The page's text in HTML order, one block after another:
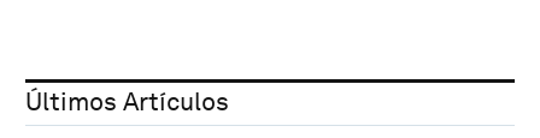
Últimos Artículos